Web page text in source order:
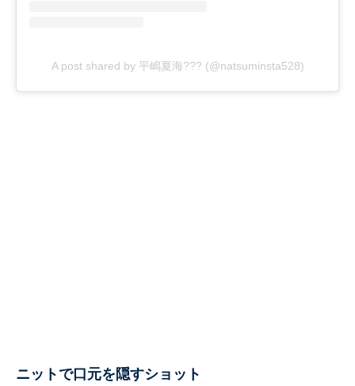
A post shared by 平嶋夏海??? (@natsuminsta528)
ニットで口元を隠すショット